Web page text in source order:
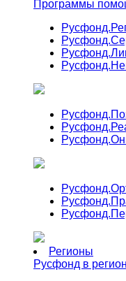
Программы
Русфонд.
Русфонд.
Русфонд.
Русфонд.
Русфонд.
Русфонд.
Русфонд.
Русфонд.
Русфонд.
Русфонд.
Регионы
Русфонд в